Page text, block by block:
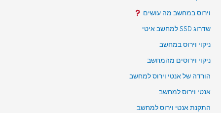
וירוס במחשב מה עושים
שדרוג SSD למחשב איטי
ניקוי וירוס במחשב
ניקוי וירוסים מהמחשב
הורדה של אנטי וירוס למחשב
אנטי וירוס למחשב
התקנת אנטי וירוס למחשב